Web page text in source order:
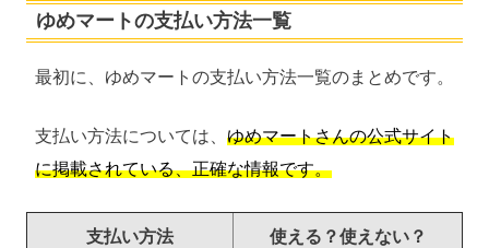
ゆめマートの支払い方法一覧
最初に、ゆめマートの支払い方法一覧のまとめです。
支払い方法については、 ゆめマートさんの公式サイト
に掲載されている、正確な情報です。
支払い方法 使える？使えない？